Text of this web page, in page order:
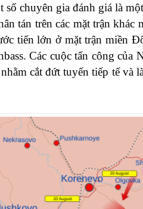
số chuyên gia đánh giá là
tán trên các mặt trận
tiến lớn ở mặt trận miền
Các cuộc tấn công của
cắt đứt tuyến tiếp tế và